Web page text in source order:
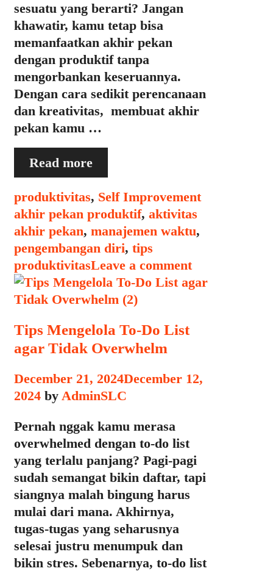
sesuatu yang berarti? Jangan
khawatir, kamu tetap bisa
memanfaatkan akhir pekan
dengan produktif tanpa
mengorbankan keseruannya.
Dengan cara sedikit perencanaan
dan kreativitas, membuat akhir
pekan kamu …
Read moreCara
Membuat
Akhir
Pekan
Lebih
Produktif
tanpa
Kehilangan
Keseruan
Categories
produktivitas, Self ImprovementTags
akhir pekan produktif, aktivitas
akhir pekan, manajemen waktu,
pengembangan diri, tips
produktivitasLeave a comment
Tips Mengelola To-Do List
agar Tidak Overwhelm
December 21, 2024December 12,
2024 by AdminSLC
Pernah nggak kamu merasa
overwhelmed dengan to-do list
yang terlalu panjang? Pagi-pagi
sudah semangat bikin daftar, tapi
siangnya malah bingung harus
mulai dari mana. Akhirnya,
tugas-tugas yang seharusnya
selesai justru menumpuk dan
bikin stres. Sebenarnya, to-do list